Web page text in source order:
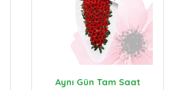
Aynı Gün Tam Saat